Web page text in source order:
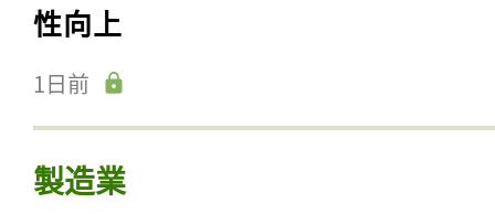
性向上
1日前
製造業